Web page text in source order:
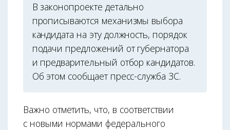
В законопроекте детально
прописываются механизмы выбора
кандидата на эту должность, порядок
подачи предложений от губернатора
и предварительный отбор кандидатов.
Об этом сообщает пресс-служба ЗС.
Важно отметить, что, в соответствии
с новыми нормами федерального